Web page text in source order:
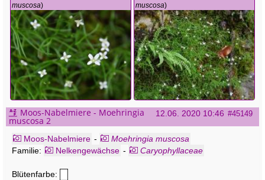
muscosa)
muscosa)
12.06. 2020 10:46 #45149
Moos-Nabelmiere - Moehringia
muscosa 2
Moos-Nabelmiere -
Moehringia muscosa
Familie:
Nelkengewächse - Caryophyllaceae
Blütenfarbe: